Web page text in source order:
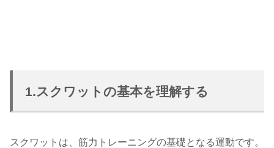
1.スクワットの基本を理解する
スクワットは、筋力トレーニングの基礎となる運動です。